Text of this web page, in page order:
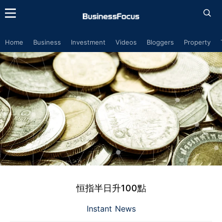
Home Business Investment Videos Bloggers Property
恒指半日升100點
Instant News